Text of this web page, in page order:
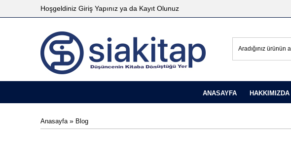
Hoşgeldiniz Giriş Yapınız ya da Kayıt Olunuz
ANASAYFA HAKKIMIZDA
Anasayfa » Blog